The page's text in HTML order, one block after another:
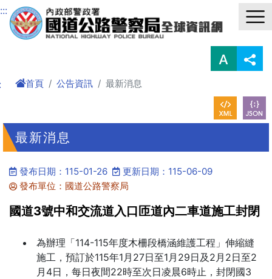
進入內容區塊
:::
首頁 公告資訊 最新消息
最新消息
發布日期：115-01-26
更新日期：115-06-09
發布單位：國道公路警察局
國道3號中和交流道入口匝道內二車道施工封閉
為辦理「114-115年度木柵段橋涵維護工程」伸縮縫
施工，預訂於115年1月27日至1月29日及2月2日至2
月4日，每日夜間22時至次日凌晨6時止，封閉國3